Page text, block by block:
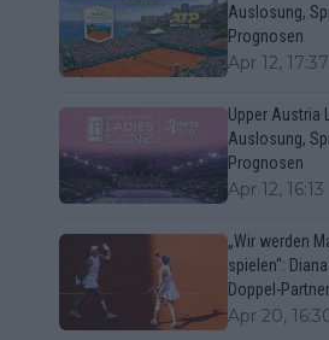
Auslosung,
Prognosen
Apr 12, 17:37
Upper Austria
Auslosung,
Prognosen
Apr 12, 16:13
„Wir werden
spielen“:
Doppel-
Apr 20,